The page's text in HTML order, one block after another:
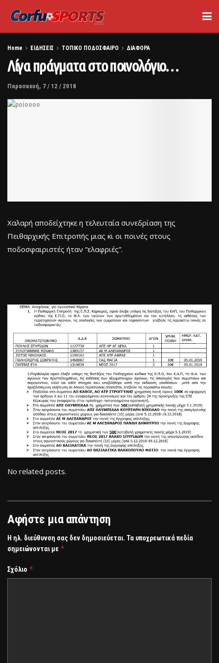
Home ΕΙΔΗΣΕΙΣ ΤΟΠΙΚΟ ΠΟΔΟΣΦΑΙΡΟ ΔΙΑΦΟΡΑ
Λίγα πράγματα στο ποινολόγιο…
Παρασκευή, 7 / 12 / 2018
Χαλαρή αποδείχτηκε η τελευταία συνεδρίαση της
Πειθαρχικής Επιτροπής μιας κι οι ποινές στους
ποδοσφαιριστές ήταν “ελαφριές”.
No related posts.
Αφήστε μια απάντηση
Η ηλ. διεύθυνση σας δεν δημοσιεύεται. Τα υποχρεωτικά πεδία
σημειώνονται με *
Σχόλιο *